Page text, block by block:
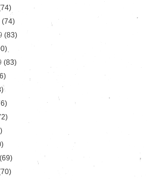
(74)
(83)
(83)
(69)